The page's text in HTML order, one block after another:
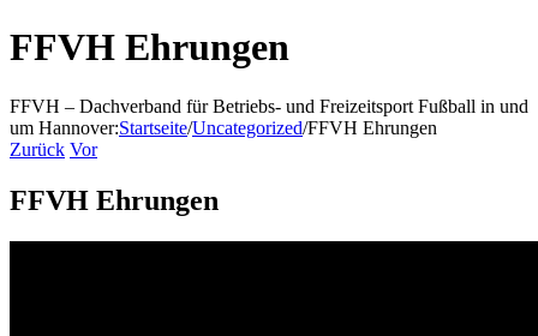
FFVH Ehrungen
FFVH – Dachverband für Betriebs- und Freizeitsport Fußball in und
um Hannover:Startseite/Uncategorized/FFVH Ehrungen
Zurück Vor
FFVH Ehrungen